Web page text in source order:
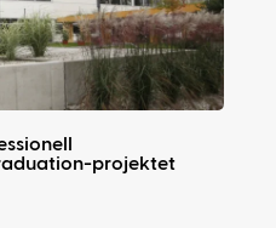
projektet